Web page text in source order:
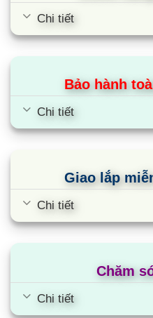
đối. Đặc biệt, bảng
Cùng Chủ Đề:
Chi tiết
Bảo hành
Chi tiết
Giao lắp
Chi tiết
Chăm
Chi tiết